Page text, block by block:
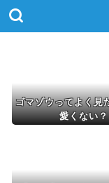
ゴマゾウってよく見
愛くない？